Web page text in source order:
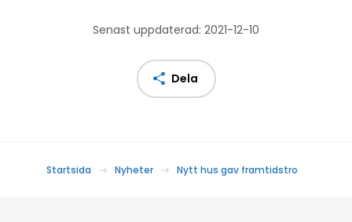
Senast uppdaterad: 2021-12-10
Dela
Startsida Nyheter Nytt hus gav framtidstro